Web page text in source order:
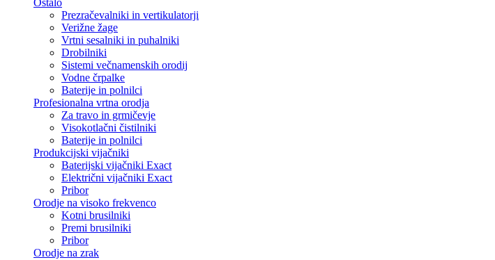
Ostalo
Prezračevalniki in vertikulatorji
Verižne žage
Vrtni sesalniki in puhalniki
Drobilniki
Sistemi večnamenskih orodij
Vodne črpalke
Baterije in polnilci
Profesionalna vrtna orodja
Za travo in grmičevje
Visokotlačni čistilniki
Baterije in polnilci
Produkcijski vijačniki
Baterijski vijačniki Exact
Električni vijačniki Exact
Pribor
Orodje na visoko frekvenco
Kotni brusilniki
Premi brusilniki
Pribor
Orodje na zrak